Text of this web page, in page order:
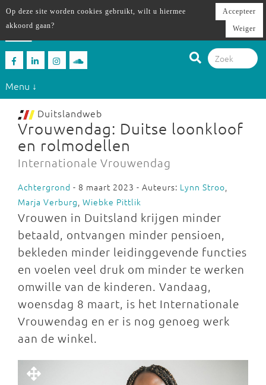
Menu ↓
Duitslandweb
Vrouwendag: Duitse loonkloof
en rolmodellen
Internationale Vrouwendag
Achtergrond - 8 maart 2023 - Auteurs: Lynn Stroo,
Marja Verburg, Wiebke Pittlik
Vrouwen in Duitsland krijgen minder
betaald, ontvangen minder pensioen,
bekleden minder leidinggevende functies
en voelen veel druk om minder te werken
omwille van de kinderen. Vandaag,
woensdag 8 maart, is het Internationale
Vrouwendag en er is nog genoeg werk
aan de winkel.
Op deze site worden cookies gebruikt, wilt u hiermee
akkoord gaan?
Accepteer
Weiger